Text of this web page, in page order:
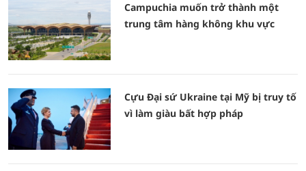
Campuchia muốn trở thành một
trung tâm hàng không khu vực
Cựu Đại sứ Ukraine tại Mỹ bị truy tố
vì làm giàu bất hợp pháp